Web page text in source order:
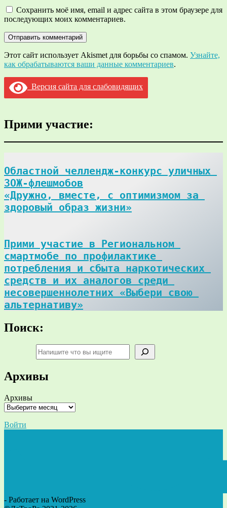
Сохранить моё имя, email и адрес сайта в этом браузере для
последующих моих комментариев.
Этот сайт использует Akismet для борьбы со спамом. Узнайте,
как обрабатываются ваши данные комментариев.
Версия сайта для слабовидящих
Прими участие:
Областной челлендж-конкурс уличных
ЗОЖ-флешмобов
«Дружно, вместе, с оптимизмом за
здоровый образ жизни»
Прими участие в Региональном
смартмобе по профилактике
потребления и сбыта наркотических
средств и их аналогов среди
несовершеннолетних «Выбери свою
альтернативу»
Поиск:
Архивы
Архивы
Войти
- Работает на WordPress